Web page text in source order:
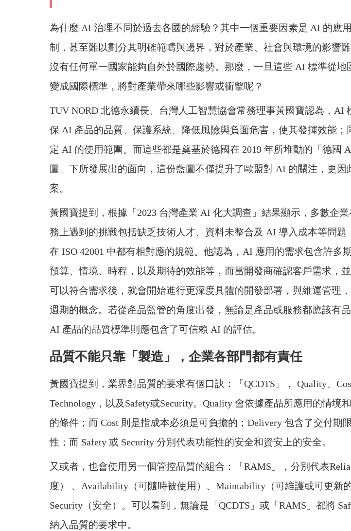
為什麼 AI 治理不同於過去各國的經驗？其中一個重要因素是 AI 的應
制，甚至難以劃分其明確範疇與邊界，對於產業、社會與環境的影響
沒有任何單一國家能夠自外於國際趨勢。那麼，一旦這些 AI 標準從地
變成國際標準，將對產業帶來哪些影響或衝擊呢？
TUV NORD 北德永續長、台灣人工智慧協會常務理事黃國寶認為，AI
保 AI 產品的品質、保護系統、降低風險與負面危害，使其發揮效能；
定 AI 的使用範圍。而這些都是奠基於德國在 2019 年所堆動的「德國
圖」下所發展出的面向，這份藍圖不僅提升了歐盟對 AI 的關注，更因
案。
黃國寶提到，根據「2023 台灣產業 AI 化大調查」結果顯示，多數企
務上遇到的挑戰包括缺乏技術人才、資料未整合及 AI 導入成本等問題
在 ISO 42001 中都有相對應的規範。他認為，AI 應用的需求包含許多
預算、情境、時程，以及期待的效能等，而當開發商確認客戶需求，
可以符合需求後，就會開始進行更深度具體的開發部署，與維運管理
週期的概念。若從產品監管的角度出發，無論是產品或服務都應該有
AI 產品的品質標準則應包含了可信賴 AI 的評估。
品質不能只靠「製造」，企業各部門都有責任
黃國寶提到，業界對品質的要求有個口訣：「QCDTS」， Quality、
Technology，以及Safety或Security。Quality 會依據產品所應用的情境
的條件；而 Cost 則是指成本必須是可負擔的；Delivery 包含了交付期
性；而 Safety 或 Security 分別代表功能性的安全和資安上的安全。
又或者，也會使用另一個管控品質的組合：「RAMS」，分別代表
度） 、Availability（可隨時被使用）、Maintability（可維護或可更新
Security（安全）。可以看到，無論是「QCDTS」或「RAMS」都將
納入品質的要求中。